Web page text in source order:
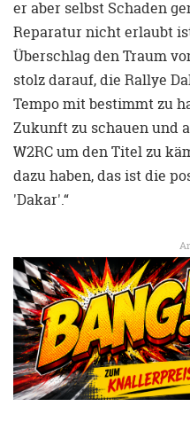
er aber selbst Schaden
Reparatur nicht erlaubt
Überschlag den Traum
stolz darauf, die Rallye
Tempo mit bestimmt zu
Zukunft zu schauen und
W2RC um den Titel zu
dazu haben, das ist die
'Dakar'.“